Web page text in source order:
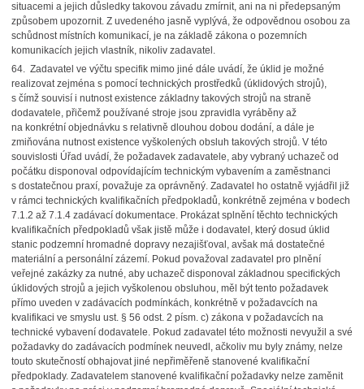
situacemi a jejich důsledky takovou závadu zmírnit, ani na ni předepsaným
způsobem upozornit. Z uvedeného jasně vyplývá, že odpovědnou osobou za
schůdnost místních komunikací, je na základě zákona o pozemních
komunikacích jejich vlastník, nikoliv zadavatel.
64. Zadavatel ve výčtu specifik mimo jiné dále uvádí, že úklid je možné
realizovat zejména s pomocí technických prostředků (úklidových strojů),
s čímž souvisí i nutnost existence základny takových strojů na straně
dodavatele, přičemž používané stroje jsou zpravidla vyráběny až
na konkrétní objednávku s relativně dlouhou dobou dodání, a dále je
zmiňována nutnost existence vyškolených obsluh takových strojů. V této
souvislosti Úřad uvádí, že požadavek zadavatele, aby vybraný uchazeč od
počátku disponoval odpovídajícím technickým vybavením a zaměstnanci
s dostatečnou praxí, považuje za oprávněný. Zadavatel ho ostatně vyjádřil již
v rámci technických kvalifikačních předpokladů, konkrétně zejména v bodech
7.1.2 až 7.1.4 zadávací dokumentace. Prokázat splnění těchto technických
kvalifikačních předpokladů však jistě může i dodavatel, který dosud úklid
stanic podzemní hromadné dopravy nezajišťoval, avšak má dostatečné
materiální a personální zázemí. Pokud považoval zadavatel pro plnění
veřejné zakázky za nutné, aby uchazeč disponoval základnou specifických
úklidových strojů a jejich vyškolenou obsluhou, měl být tento požadavek
přímo uveden v zadávacích podmínkách, konkrétně v požadavcích na
kvalifikaci ve smyslu ust. § 56 odst. 2 písm. c) zákona v požadavcích na
technické vybavení dodavatele. Pokud zadavatel této možnosti nevyužil a své
požadavky do zadávacích podmínek neuvedl, ačkoliv mu byly známy, nelze
touto skutečností obhajovat jiné nepřiměřeně stanovené kvalifikační
předpoklady. Zadavatelem stanovené kvalifikační požadavky nelze zaměnit